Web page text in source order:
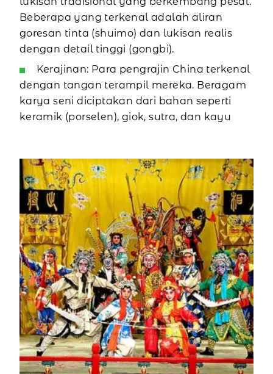
Beberapa yang terkenal adalah aliran
goresan tinta (shuimo) dan lukisan realis
dengan detail tinggi (gongbi).
Kerajinan: Para pengrajin China terkenal
dengan tangan terampil mereka. Beragam
karya seni diciptakan dari bahan seperti
keramik (porselen), giok, sutra, dan kayu